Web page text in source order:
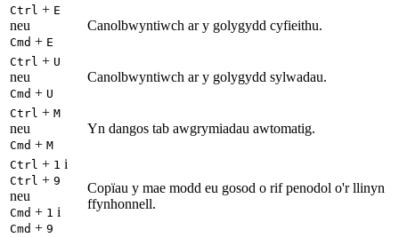
Ctrl + E
neu
Cmd + E
Canolbwyntiwch ar y golygydd cyfieithu.
Ctrl + U
neu
Cmd + U
Canolbwyntiwch ar y golygydd sylwadau.
Ctrl + M
neu
Cmd + M
Yn dangos tab awgrymiadau awtomatig.
Ctrl + 1 i
Ctrl + 9
neu
Cmd + 1 i
Cmd + 9
Copïau y mae modd eu gosod o rif penodol o'r llinyn
ffynhonnell.